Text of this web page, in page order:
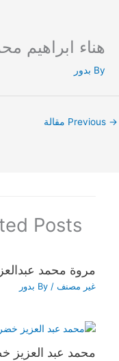
Skip
content
هناء ابراهيم
By بدور
→
Posts
مروة محمد
غير مصنف / By بدور
محمد عبد العزيز